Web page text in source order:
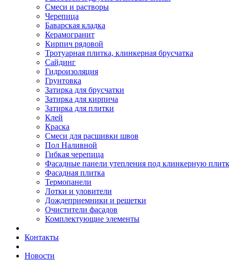
Смеси и растворы
Черепица
Баварская кладка
Керамогранит
Кирпич рядовой
Тротуарная плитка, клинкерная брусчатка
Сайдинг
Гидроизоляция
Грунтовка
Затирка для брусчатки
Затирка для кирпича
Затирка для плитки
Клей
Краска
Смеси для расшивки швов
Пол Наливной
Гибкая черепица
Фасадные панели утепления под клинкерную
Фасадная плитка
Термопанели
Лотки и уловители
Дождеприемники и решетки
Очистители фасадов
Комплектующие элементы
Контакты
Новости